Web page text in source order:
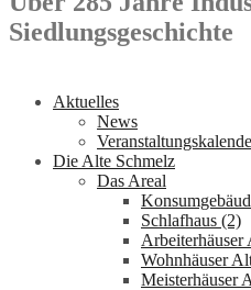
Siedlungsgeschichte
Aktuelles
News
Die Alte Schmelz
Das Areal
Schlafhaus (2)
Arbeiterhäuser
Wohnhäuser
Meisterhäuser